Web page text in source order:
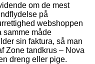
om de mest
på
webshoppen
samme måde
sin faktura, så man
Zone tandkrus – Nova
dreng eller pige.